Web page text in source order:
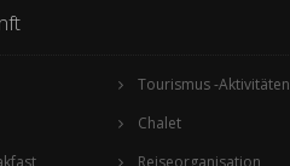
Tourismus -Aktivitäten
Chalet